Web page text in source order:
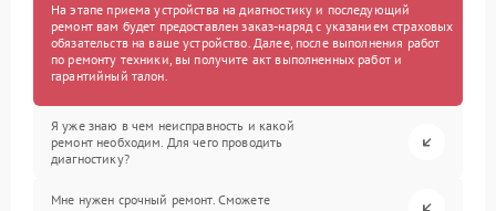
На этапе приема устройства на диагностику и последующий
ремонт вам будет предоставлен заказ-наряд с указанием страховых
обязательств на ваше устройство. Далее, после выполнения работ
по ремонту техники, вы получите акт выполненных работ и
гарантийный талон.
Я уже знаю в чем неисправность и какой
ремонт необходим. Для чего проводить
диагностику?
Мне нужен срочный ремонт. Сможете